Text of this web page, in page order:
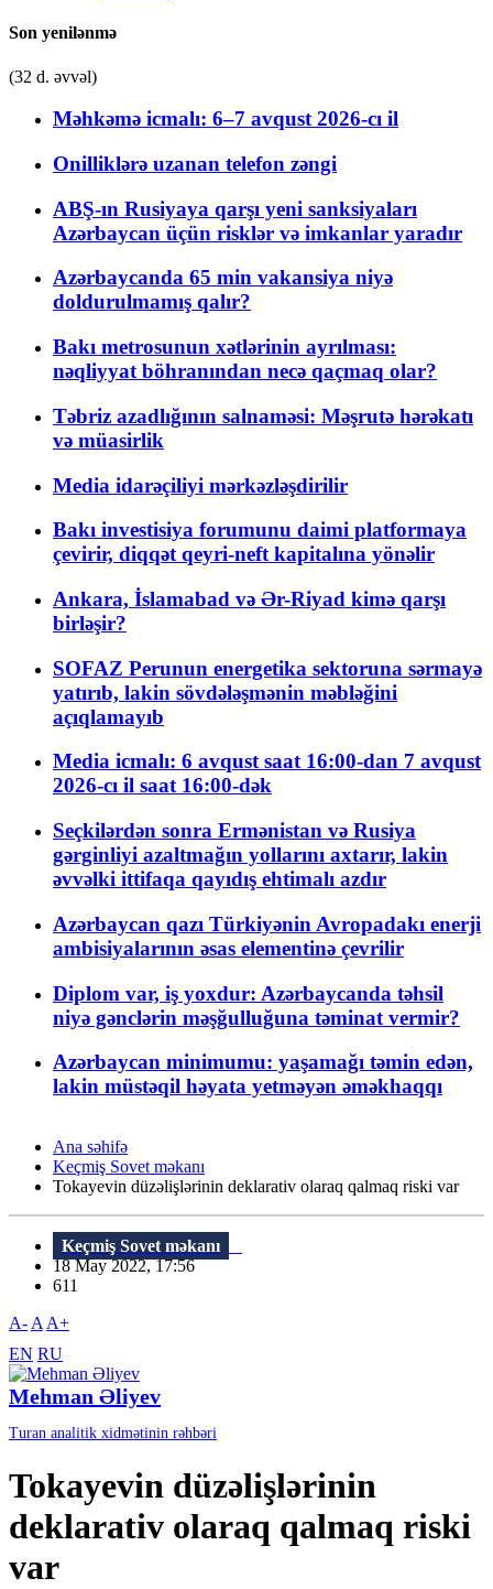
Son yenilənmə
(32 d. əvvəl)
Məhkəmə icmalı: 6–7 avqust 2026-cı il
Onilliklərə uzanan telefon zəngi
ABŞ-ın Rusiyaya qarşı yeni sanksiyaları
Azərbaycan üçün risklər və imkanlar yaradır
Azərbaycanda 65 min vakansiya niyə
doldurulmamış qalır?
Bakı metrosunun xətlərinin ayrılması:
nəqliyyat böhranından necə qaçmaq olar?
Təbriz azadlığının salnaməsi: Məşrutə hərəkatı
və müasirlik
Media idarəçiliyi mərkəzləşdirilir
Bakı investisiya forumunu daimi platformaya
çevirir, diqqət qeyri-neft kapitalına yönəlir
Ankara, İslamabad və Ər-Riyad kimə qarşı
birləşir?
SOFAZ Perunun energetika sektoruna sərmayə
yatırıb, lakin sövdələşmənin məbləğini
açıqlamayıb
Media icmalı: 6 avqust saat 16:00-dan 7 avqust
2026-cı il saat 16:00-dək
Seçkilərdən sonra Ermənistan və Rusiya
gərginliyi azaltmağın yollarını axtarır, lakin
əvvəlki ittifaqa qayıdış ehtimalı azdır
Azərbaycan qazı Türkiyənin Avropadakı enerji
ambisiyalarının əsas elementinə çevrilir
Diplom var, iş yoxdur: Azərbaycanda təhsil
niyə gənclərin məşğulluğuna təminat vermir?
Azərbaycan minimumu: yaşamağı təmin edən,
lakin müstəqil həyata yetməyən əməkhaqqı
Ana səhifə
Keçmiş Sovet məkanı
Tokayevin düzəlişlərinin deklarativ olaraq qalmaq riski var
Keçmiş Sovet məkanı
18 May 2022, 17:56
611
A- A A+
EN RU
Mehman Əliyev
Turan analitik xidmətinin rəhbəri
Tokayevin düzəlişlərinin
deklarativ olaraq qalmaq riski
var